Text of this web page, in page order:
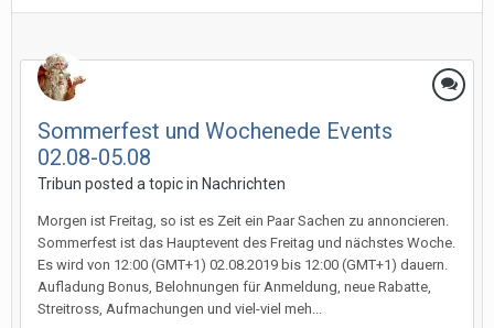
Sommerfest und Wochenede Events
02.08-05.08
Tribun posted a topic in Nachrichten
Morgen ist Freitag, so ist es Zeit ein Paar Sachen zu annoncieren.
Sommerfest ist das Hauptevent des Freitag und nächstes Woche.
Es wird von 12:00 (GMT+1) 02.08.2019 bis 12:00 (GMT+1) dauern.
Aufladung Bonus, Belohnungen für Anmeldung, neue Rabatte,
Streitross, Aufmachungen und viel-viel meh...